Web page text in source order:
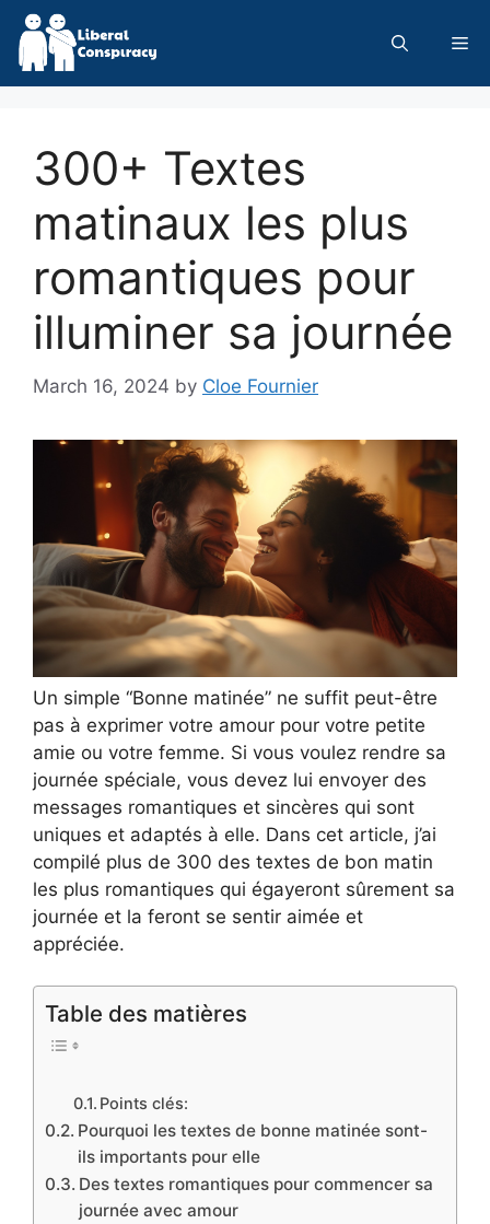
Skip
content
300+ Textes
matinaux les plus
romantiques pour
illuminer sa journée
March 16, 2024 by Cloe Fournier
Un simple “Bonne matinée” ne suffit peut-être
pas à exprimer votre amour pour votre petite
amie ou votre femme. Si vous voulez rendre sa
journée spéciale, vous devez lui envoyer des
messages romantiques et sincères qui sont
uniques et adaptés à elle. Dans cet article, j’ai
compilé plus de 300 des textes de bon matin
les plus romantiques qui égayeront sûrement sa
journée et la feront se sentir aimée et
appréciée.
Table des matières
Points clés:
Pourquoi les textes de bonne matinée sont-
ils importants pour elle
Des textes romantiques pour commencer sa
journée avec amour